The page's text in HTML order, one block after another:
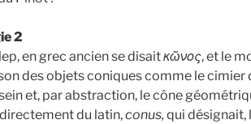
2
en grec ancien se disaitκῶνος, et le
des objets coniques comme le cimier
et, par abstraction, le cône
du latin,conus, qui désignait,